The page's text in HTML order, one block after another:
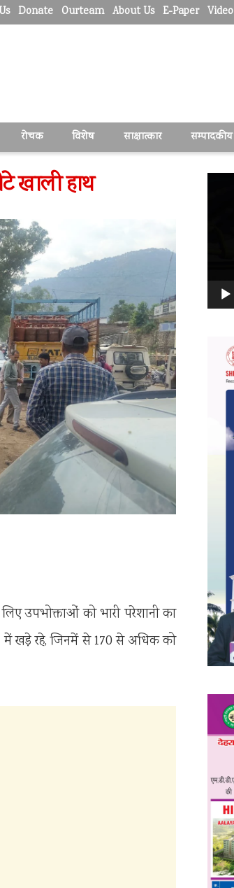
Donate Ourteam About Us E-Paper Video
रोचक विशेष साक्षात्कार सम्पादकीय
खाली हाथ
उपभोक्ताओं को भारी परेशानी का
में खड़े रहे, जिनमें से 170 से अधिक को